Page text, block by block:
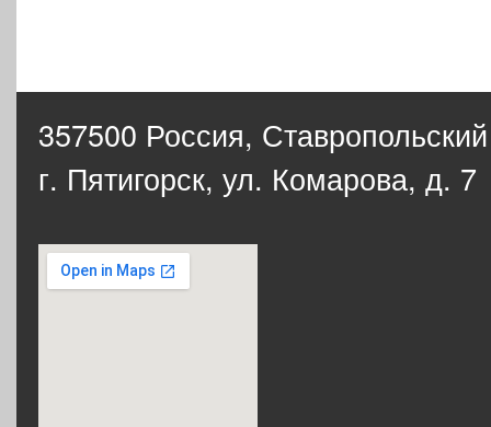
357500 Россия,
г. Пятигорск, ул. Комарова, д. 7